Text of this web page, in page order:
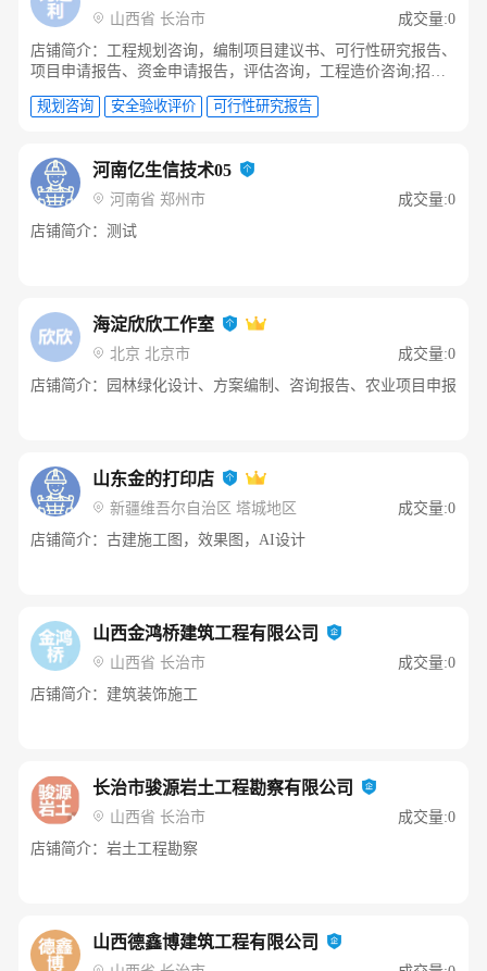
山西省 长治市
成交量:0
店铺简介：工程规划咨询，编制项目建议书、可行性研究报告、
项目申请报告、资金申请报告，评估咨询，工程造价咨询;招标
代理;建筑工程设计，环境影响评价，安全评价咨询，工程技术
咨询工程监理，工程项目管理咨询，政府采购代理。
规划咨询 安全验收评价 可行性研究报告
河南亿生信技术05
河南省 郑州市
成交量:0
店铺简介：测试
海淀欣欣工作室
北京 北京市
成交量:0
店铺简介：园林绿化设计、方案编制、咨询报告、农业项目申报
山东金的打印店
新疆维吾尔自治区 塔城地区
成交量:0
店铺简介：古建施工图，效果图，AI设计
山西金鸿桥建筑工程有限公司
山西省 长治市
成交量:0
店铺简介：建筑装饰施工
长治市骏源岩土工程勘察有限公司
山西省 长治市
成交量:0
店铺简介：岩土工程勘察
山西德鑫博建筑工程有限公司